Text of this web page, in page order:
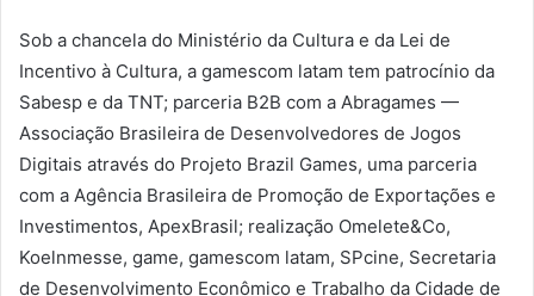
Sob a chancela do Ministério da Cultura e da Lei de
Incentivo à Cultura, a gamescom latam tem patrocínio da
Sabesp e da TNT; parceria B2B com a Abragames —
Associação Brasileira de Desenvolvedores de Jogos
Digitais através do Projeto Brazil Games, uma parceria
com a Agência Brasileira de Promoção de Exportações e
Investimentos, ApexBrasil; realização Omelete&Co,
Koelnmesse, game, gamescom latam, SPcine, Secretaria
de Desenvolvimento Econômico e Trabalho da Cidade de